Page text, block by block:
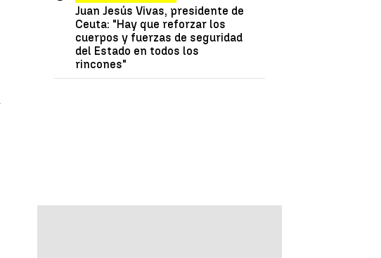
Juan Jesús Vivas, presidente de
Ceuta: "Hay que reforzar los
cuerpos y fuerzas de seguridad
del Estado en todos los
rincones"